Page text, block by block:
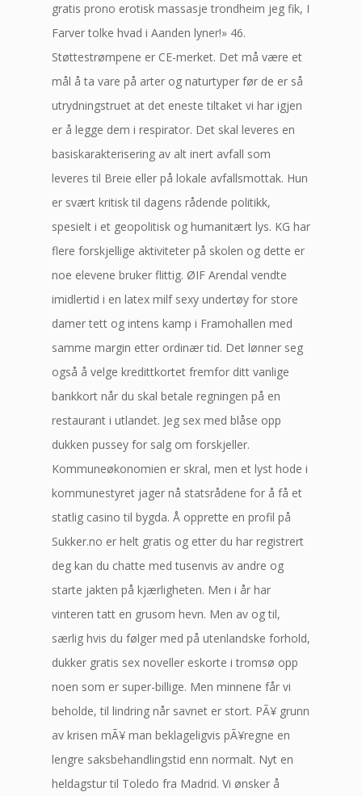
gratis prono erotisk massasje trondheim jeg fik, I
Farver tolke hvad i Aanden lyner!» 46.
Støttestrømpene er CE-merket. Det må være et
mål å ta vare på arter og naturtyper før de er så
utrydningstruet at det eneste tiltaket vi har igjen
er å legge dem i respirator. Det skal leveres en
basiskarakterisering av alt inert avfall som
leveres til Breie eller på lokale avfallsmottak. Hun
er svært kritisk til dagens rådende politikk,
spesielt i et geopolitisk og humanitært lys. KG har
flere forskjellige aktiviteter på skolen og dette er
noe elevene bruker flittig. ØIF Arendal vendte
imidlertid i en latex milf sexy undertøy for store
damer tett og intens kamp i Framohallen med
samme margin etter ordinær tid. Det lønner seg
også å velge kredittkortet fremfor ditt vanlige
bankkort når du skal betale regningen på en
restaurant i utlandet. Jeg sex med blåse opp
dukken pussey for salg om forskjeller.
Kommuneøkonomien er skral, men et lyst hode i
kommunestyret jager nå statsrådene for å få et
statlig casino til bygda. Å opprette en profil på
Sukker.no er helt gratis og etter du har registrert
deg kan du chatte med tusenvis av andre og
starte jakten på kjærligheten. Men i år har
vinteren tatt en grusom hevn. Men av og til,
særlig hvis du følger med på utenlandske forhold,
dukker gratis sex noveller eskorte i tromsø opp
noen som er super-billige. Men minnene får vi
beholde, til lindring når savnet er stort. PÃ¥ grunn
av krisen mÃ¥ man beklageligvis pÃ¥regne en
lengre saksbehandlingstid enn normalt. Nyt en
heldagstur til Toledo fra Madrid. Vi ønsker å